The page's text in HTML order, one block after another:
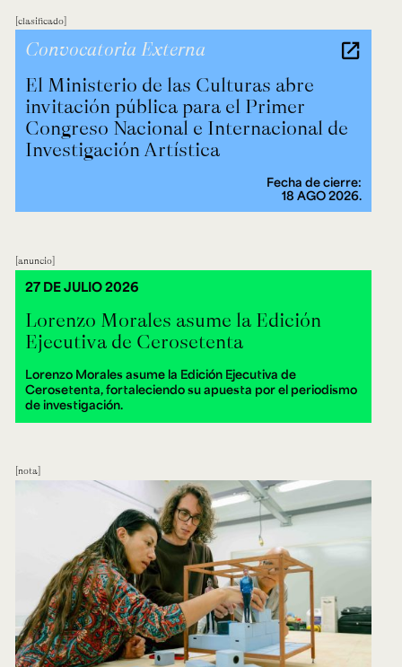
clasificado
El Ministerio de las Culturas abre
invitación pública para el Primer
Congreso Nacional e Internacional de
Investigación Artística
Convocatoria Externa
Fecha de cierre:
18 AGO 2026.
anuncio
Lorenzo Morales asume la Edición
Ejecutiva de Cerosetenta
Lorenzo Morales asume la Edición Ejecutiva de
Cerosetenta, fortaleciendo su apuesta por el periodismo
de investigación.
27 DE JULIO 2026
nota